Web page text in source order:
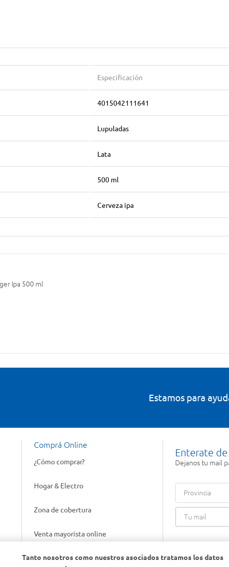
Especificación
4015042111641
Lupuladas
Lata
500 ml
Cerveza ipa
Ipa 500 ml
Estamos para
Comprá Online
¿Cómo comprar?
Hogar & Electro
Zona de cobertura
Venta mayorista online
Gift cards empresariales
Enterate
Dejanos tu mail
Provincia
Tanto nosotros como nuestros asociados tratamos los datos